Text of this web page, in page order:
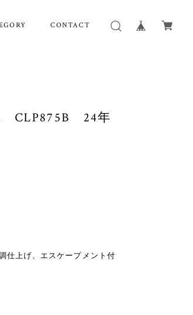
CONTACT
CLP875B 24年
仕上げ、エスケープメント付